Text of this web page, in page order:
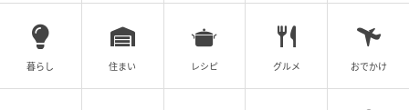
ライター：くまえり銀行員
金融機関の窓口業務に携わり、日々さまざまなお客様
暮らし 住まい レシピ グルメ おでかけ